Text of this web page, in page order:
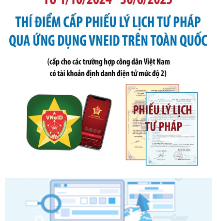
Số kí hiệu:
291/2026/NĐ-CP
Tên: Nghị định số 291/2026/NĐ-CP của Chính phủ: Sửa
đổi, bổ sung một số điều của Nghị định số 125/2020/NĐ-СР
ngày 19 tháng 10 năm 2020 của Chính phủ quy định xử
phạt vi phạm hành chính về thuế, hóa đơn được sửa đổi, bổ
sung bởi Nghị định số 102/2021/NĐ-CP
Ngày ban hành: 20/07/2026
2303/QĐ-UBND
Tên: Quyết định công bố Danh mục thủ tục hành chính mới
ban hành, được sửa đổi, bổ sung, bị bãi bỏ và phê duyệt
Quy trình nội bộ, quy trình điện tử giải quyết thủ tục hành
chính trong một số lĩnh vực thuộc phạm vi chức năng quản
lý của Sở Văn hóa, Thể tha
Ngày ban hành: 01/06/2026
Tên: Quyết định công bố Danh mục thủ tục hành chính
được sửa đổi, bổ sung và phê duyệt Quy trình nội bộ, quy
trình điện tử giải quyết thủ tục hành chính trong lĩnh vực Du
lịch thuộc phạm vi chức năng quản lý của Sở Văn hóa, Thể
thao và Du lịch
Ngày ban hành: 01/06/2026